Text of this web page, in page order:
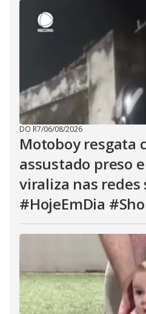
DO R7/06/08/2026
Motoboy resgata
assustado preso
viraliza nas redes
#HojeEmDia